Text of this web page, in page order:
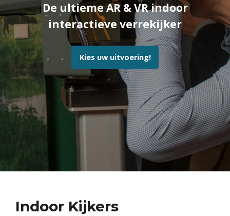
De ultieme AR & VR indoor
interactieve verrekijker
Kies uw uitvoering!
Indoor Kijkers